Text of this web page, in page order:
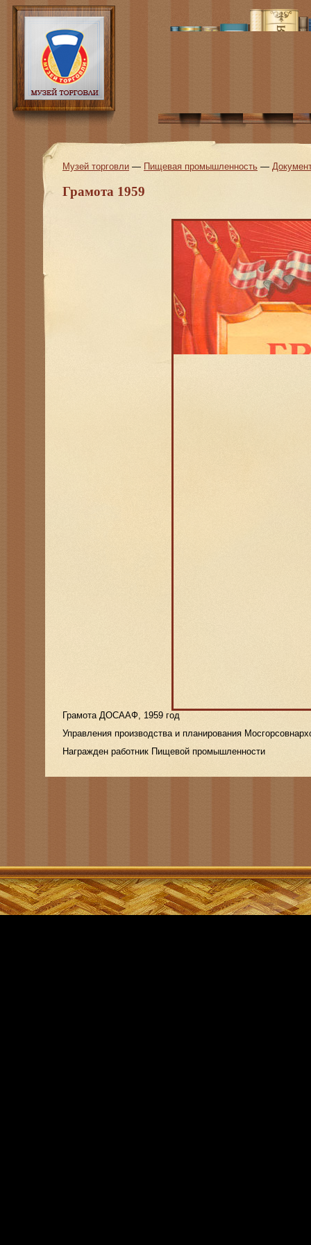
Музей торговли — Пищевая промышленность —
Грамота 1959
Грамота ДОСААФ, 1959 год
Управления производства и планирования
Награжден работник Пищевой промышленности